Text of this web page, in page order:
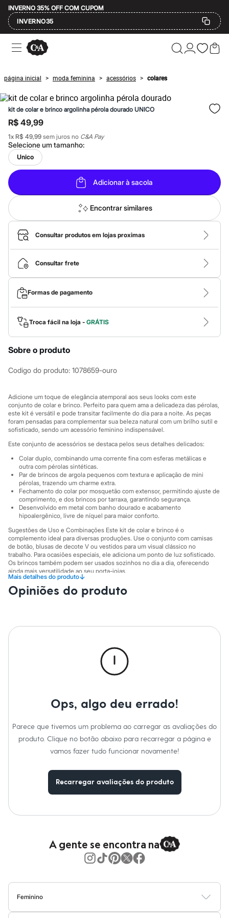
INVERNO 35% OFF COM CUPOM
INVERNO35
Ofertas
Compre por Departamento
Masculino
Infantil
Calçados
Mindse7
Plus Size
Até 20% off
Até 40% off
Até 60% off
A partir de 60% off
Feminino
Em alta
Inverno
Alfaiataria
Novidades
Roupas
Blusas e Camisetas
Básicos
Calças
Casacos e Jaquetas
Jeans
Macacões
Saias
Shorts e Bermudas
Vestidos
Acessórios
Bolsas
Bonés e Chapéus
Bijoux
Cintos
Relógios
Botas
Sandálias
Sapatilhas
Tênis
Marcas
City
Clock House
Sawary
Yessica
Moda esportiva
Acessórios
Blusas
Calçados
Leggings
Shorts e Bermudas
Tops
Moda íntima
Calcinhas
Cintas e Modeladores
Meias
Pijamas
Sutiãs e Tops
Moda praia
Saídas de praia
Personagens
Shorts e Saias
Em alta
Dia dos Pais
Camisetas e Regatas
Casacos e Jaquetas
Bolsas e Mochilas
Óculos
Relógios
Botas
página inicial > moda feminina > acessórios > colares
kit de colar e brinco argolinha pérola dourado UNICO
R$ 49,99
1x R$ 49,99 sem juros no C&A Pay
Selecione umtamanho:
Unico
Adicionar à sacola
Encontrar similares
Consultar produtos em lojas proximas
Consultar frete
Formas de pagamento
Troca fácil na loja - GRÁTIS
Sobre o produto
Codigo do produto: 1078659-ouro
Adicione um toque de elegância atemporal aos seus looks com este
conjunto de colar e brinco. Perfeito para quem ama a delicadeza das pérolas,
este kit é versátil e pode transitar facilmente do dia para a noite. As peças
foram pensadas para complementar sua beleza natural com um brilho sutil e
sofisticado, sendo um acessório feminino indispensável.
Este conjunto de acessórios se destaca pelos seus detalhes delicados:
Colar duplo, combinando uma corrente fina com esferas metálicas e
outra com pérolas sintéticas.
Par de brincos de argola pequenos com textura e aplicação de mini
pérolas, trazendo um charme extra.
Fechamento do colar por mosquetão com extensor, permitindo ajuste de
comprimento, e dos brincos por tarraxa, garantindo segurança.
Desenvolvido em metal com banho dourado e acabamento
hipoalergênico, livre de níquel para maior conforto.
Sugestões de Uso e Combinações Este kit de colar e brinco é o
complemento ideal para diversas produções. Use o conjunto com camisas
de botão, blusas de decote V ou vestidos para um visual clássico no
trabalho. Para ocasiões especiais, ele adiciona um ponto de luz sofisticado.
Os brincos também podem ser usados sozinhos no dia a dia, oferecendo
ainda mais versatilidade ao seu porta-joias.
A gente se encontra na C&A! ❤
Mais detalhes do produto↓
Informacoes gerais:
Opiniões do produto
Ops, algo deu errado!
Parece que tivemos um problema ao carregar as avaliações do
produto. Clique no botão abaixo para recarregar a página e
vamos fazer tudo funcionar novamente!
Recarregar avaliações do produto
A gente se encontra na
Feminino
BlusasCalçasVestidosSaiasCasacosModa PraiaModa Íntima